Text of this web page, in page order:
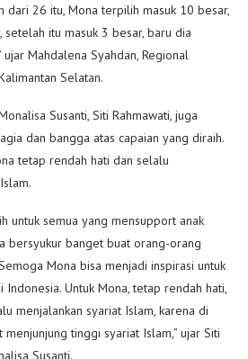
dari 26 itu, Mona terpilih masuk 10 besar,
itu masuk 3 besar, baru dia
Mahdalena Syahdan, Regional
Selatan.
Susanti, Siti Rahmawati, juga
dan bangga atas capaian yang diraih.
tetap rendah hati dan selalu
untuk semua yang mensupport anak
bersyukur banget buat orang-orang
Mona bisa menjadi inspirasi untuk
Untuk Mona, tetap rendah hati,
menjalankan syariat Islam, karena di
tinggi syariat Islam,” ujar Siti
Susanti.